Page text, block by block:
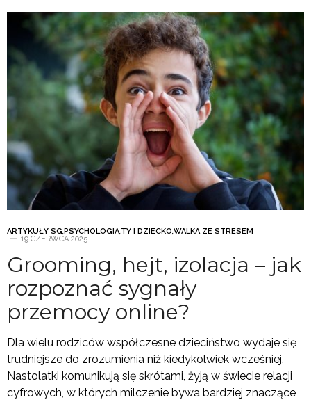
ARTYKUŁY SG,PSYCHOLOGIA,TY I DZIECKO,WALKA ZE STRESEM
19 CZERWCA 2025
Grooming, hejt, izolacja – jak
rozpoznać sygnały
przemocy online?
Dla wielu rodziców współczesne dzieciństwo wydaje się
trudniejsze do zrozumienia niż kiedykolwiek wcześniej.
Nastolatki komunikują się skrótami, żyją w świecie relacji
cyfrowych, w których milczenie bywa bardziej znaczące